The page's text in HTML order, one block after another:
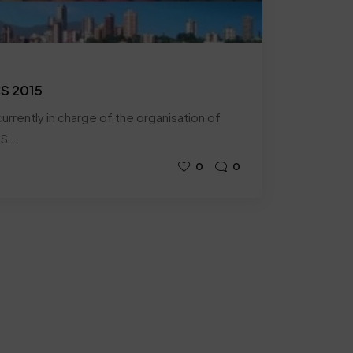
2015
in charge of the organisation of
0 0